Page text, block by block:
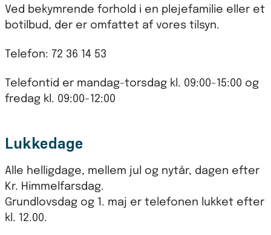
Ved bekymrende forhold i en plejefamilie eller et
botilbud, der er omfattet af vores tilsyn.
Telefon: 72 36 14 53
Telefontid er mandag-torsdag kl. 09:00-15:00 og
fredag kl. 09:00-12:00
Lukkedage
Alle helligdage, mellem jul og nytår, dagen efter
Kr. Himmelfarsdag.
Grundlovsdag og 1. maj er telefonen lukket efter
kl. 12.00.